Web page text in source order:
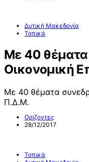
Δυτική Μακεδονία
Τοπικά
Με 40 θέματα
Οικονομική
Με 40 θέματα
Π.Δ.Μ.
Ορίζοντες
28/12/2017
Τοπικά